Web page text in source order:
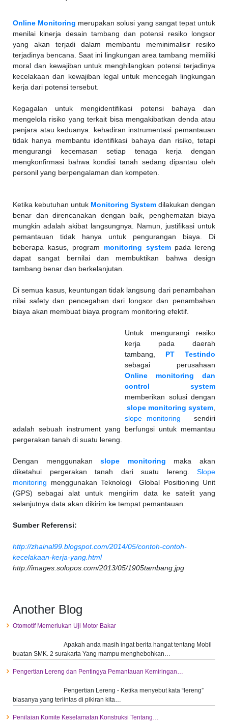
Online Monitoring merupakan solusi yang sangat tepat untuk
menilai kinerja desain tambang dan potensi resiko longsor
yang akan terjadi dalam membantu meminimalisir resiko
terjadinya bencana. Saat ini lingkungan area tambang memiliki
moral dan kewajiban untuk menghilangkan potensi terjadinya
kecelakaan dan kewajiban legal untuk mencegah lingkungan
kerja dari potensi tersebut.
Kegagalan untuk mengidentifikasi potensi bahaya dan
mengelola risiko yang terkait bisa mengakibatkan denda atau
penjara atau keduanya. kehadiran instrumentasi pemantauan
tidak hanya membantu identifikasi bahaya dan risiko, tetapi
mengurangi kecemasan setiap tenaga kerja dengan
mengkonfirmasi bahwa kondisi tanah sedang dipantau oleh
personil yang berpengalaman dan kompeten.
Ketika kebutuhan untuk Monitoring System dilakukan dengan
benar dan direncanakan dengan baik, penghematan biaya
mungkin adalah akibat langsungnya. Namun, justifikasi untuk
pemantauan tidak hanya untuk pengurangan biaya. Di
beberapa kasus, program monitoring systempada lereng
dapat sangat bernilai dan membuktikan bahwa design
tambang benar dan berkelanjutan.
Di semua kasus, keuntungan tidak langsung dari penambahan
nilai safety dan pencegahan dari longsor dan penambahan
biaya akan membuat biaya program monitoring efektif.
Untuk mengurangi resiko
kerja pada daerah
tambang, PT Testindo
sebagai perusahaan
Online monitoring dan
control system
memberikan solusi dengan
slope monitoring system
slope monitoring sendiri
adalah sebuah instrument yang berfungsi untuk memantau
pergerakan tanah di suatu lereng.
Dengan menggunakanslope monitoring maka akan
diketahui pergerakan tanah dari suatu lereng. Slope
monitoring menggunakan Teknologi Global Positioning Unit
(GPS) sebagai alat untuk mengirim data ke satelit yang
selanjutnya data akan dikirim ke tempat pemantauan.
Sumber Referensi:
http://zhainal99.blogspot.com/2014/05/contoh-contoh-
kecelakaan-kerja-yang.html
http://images.solopos.com/2013/05/1905tambang.jpg
Another Blog
Otomotif Memerlukan Uji Motor Bakar
Apakah anda masih ingat berita hangat tentang Mobil
buatan SMK. 2 surakarta Yang mampu menghebohkan…
Pengertian Lereng dan Pentingya Pemantauan Kemiringan…
Pengertian Lereng - Ketika menyebut kata “lereng”
biasanya yang terlintas di pikiran kita…
Penilaian Komite Keselamatan Konstruksi Tentang…